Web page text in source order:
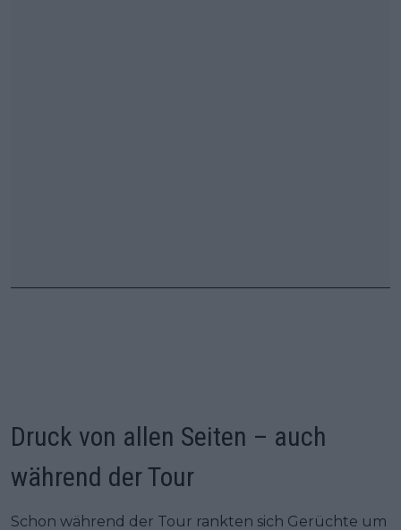
Druck von allen Seiten – auch
während der Tour
Schon während der Tour rankten sich Gerüchte um